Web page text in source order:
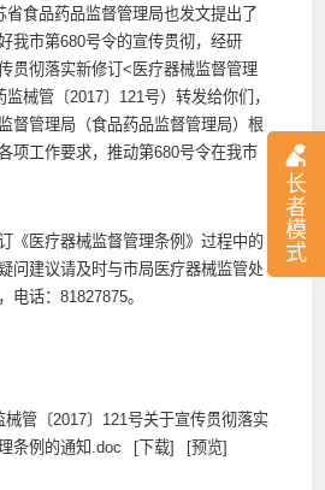
长
者
模
式
省食品药品监督管理局也发文提出了
我市第680号令的宣传贯彻，经研
贯彻落实新修订<医疗器械监督管理
械管〔2017〕121号）转发给你们，
督管理局（食品药品监督管理局）根
项工作要求，推动第680号令在我市
医疗器械监督管理条例》过程中的
问建议请及时与市局医疗器械监管处
电话：81827875。
械管〔2017〕121号关于宣传贯彻落实
条例的通知.doc
[下载] [预览]